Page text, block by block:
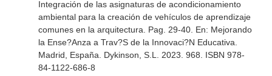
Integración de las asignaturas de acondicionamiento
ambiental para la creación de vehículos de aprendizaje
comunes en la arquitectura. Pag. 29-40. En: Mejorando
la Ense?Anza a Trav?S de la Innovaci?N Educativa
Madrid, España. Dykinson, S.L. 2023. 968. ISBN 978-
84-1122-686-8